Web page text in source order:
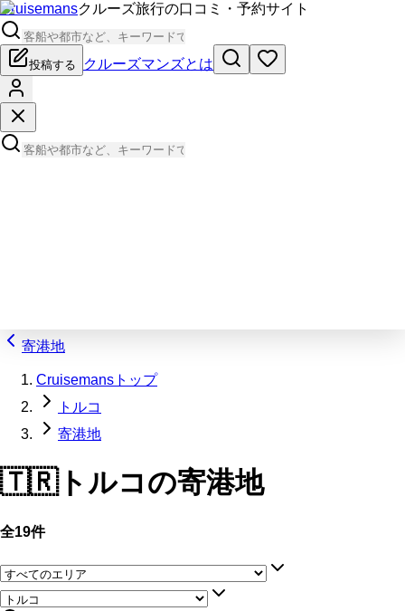
Cruisemansクルーズ旅行の口コミ・予約サイト
投稿する クルーズマンズとは
寄港地
Cruisemansトップ
トルコ
寄港地
🇹🇷トルコの寄港地
全19件